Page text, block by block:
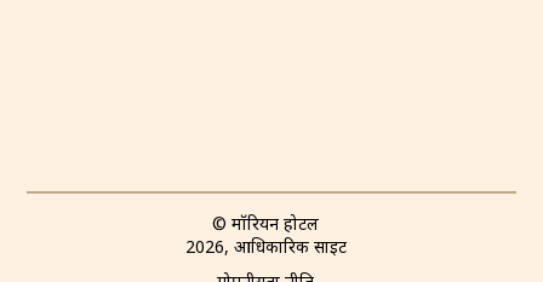
© मॉरियन होटल
2026, आधिकारिक साइट